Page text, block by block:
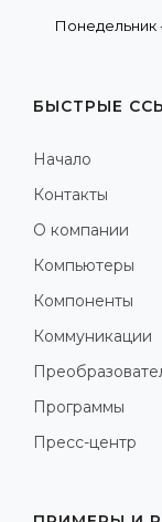
Понедельник
БЫСТРЫЕ
Начало
Контакты
О компании
Компьютеры
Компоненты
Коммуникации
Программы
Пресс-центр